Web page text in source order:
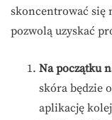
skoncentrować
pozwolą uzyskać
Na początku
skóra będzie
aplikację